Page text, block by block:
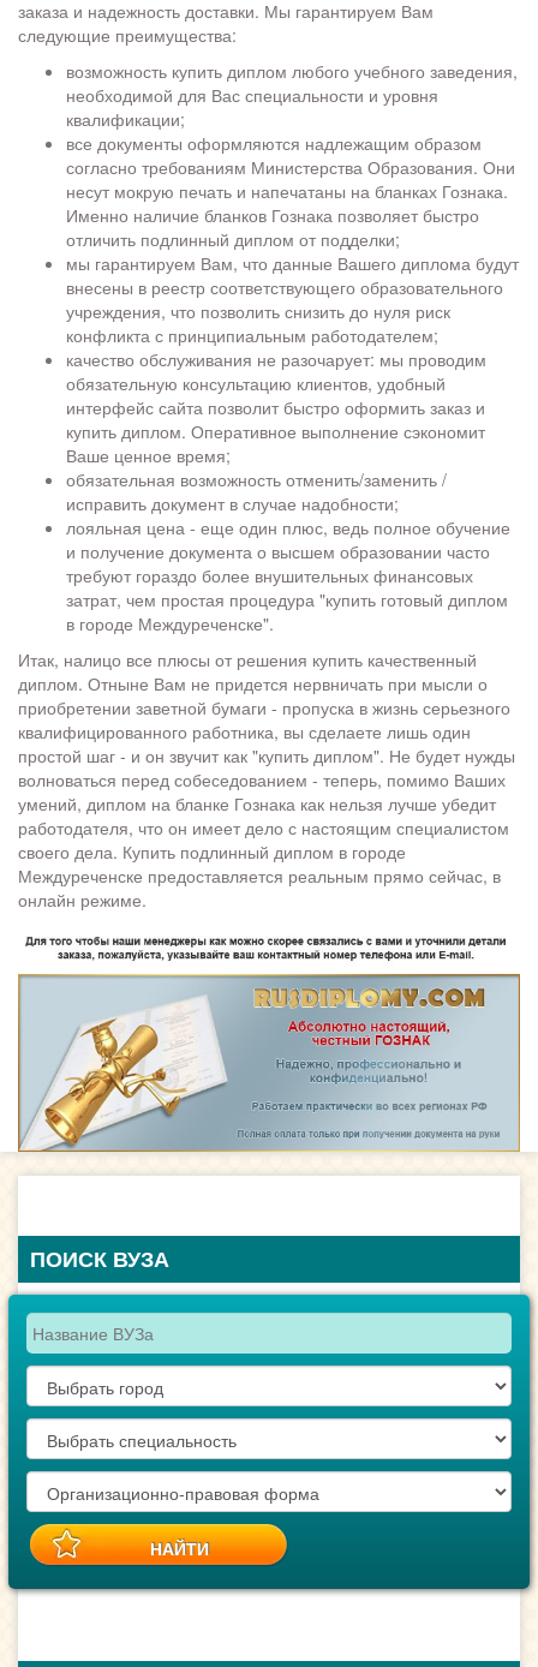
заказа и надежность доставки. Мы гарантируем Вам
следующие преимущества:
возможность купить диплом любого учебного заведения,
необходимой для Вас специальности и уровня
квалификации;
все документы оформляются надлежащим образом
согласно требованиям Министерства Образования. Они
несут мокрую печать и напечатаны на бланках Гознака.
Именно наличие бланков Гознака позволяет быстро
отличить подлинный диплом от подделки;
мы гарантируем Вам, что данные Вашего диплома будут
внесены в реестр соответствующего образовательного
учреждения, что позволить снизить до нуля риск
конфликта с принципиальным работодателем;
качество обслуживания не разочарует: мы проводим
обязательную консультацию клиентов, удобный
интерфейс сайта позволит быстро оформить заказ и
купить диплом. Оперативное выполнение сэкономит
Ваше ценное время;
обязательная возможность отменить/заменить /
исправить документ в случае надобности;
лояльная цена - еще один плюс, ведь полное обучение
и получение документа о высшем образовании часто
требуют гораздо более внушительных финансовых
затрат, чем простая процедура "купить готовый диплом
в городе Междуреченске".
Итак, налицо все плюсы от решения купить качественный
диплом. Отныне Вам не придется нервничать при мысли о
приобретении заветной бумаги - пропуска в жизнь серьезного
квалифицированного работника, вы сделаете лишь один
простой шаг - и он звучит как "купить диплом". Не будет нужды
волноваться перед собеседованием - теперь, помимо Ваших
умений, диплом на бланке Гознака как нельзя лучше убедит
работодателя, что он имеет дело с настоящим специалистом
своего дела. Купить подлинный диплом в городе
Междуреченске предоставляется реальным прямо сейчас, в
онлайн режиме.
ПОИСК ВУЗА